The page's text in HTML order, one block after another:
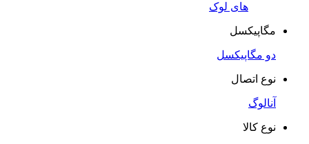
های لوک
مگاپیکسل
دو مگاپیکسل
نوع اتصال
آنالوگ
نوع کالا